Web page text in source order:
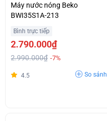
Máy nước nóng Beko
BWI35S1A-213
Bình trực tiếp
2.790.000₫
2.990.000₫ -7%
4.5 So sánh